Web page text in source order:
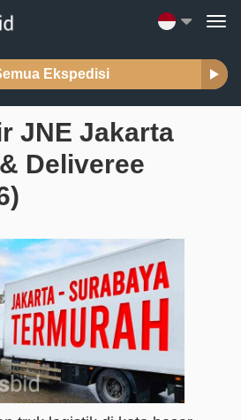
Ekspedisi
JNE Jakarta
Deliveree